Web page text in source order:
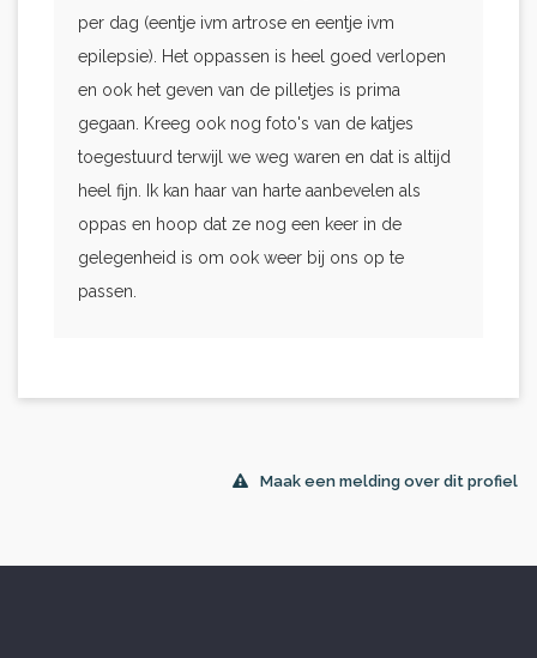
per dag (eentje ivm artrose en eentje ivm
epilepsie). Het oppassen is heel goed verlopen
en ook het geven van de pilletjes is prima
gegaan. Kreeg ook nog foto's van de katjes
toegestuurd terwijl we weg waren en dat is altijd
heel fijn. Ik kan haar van harte aanbevelen als
oppas en hoop dat ze nog een keer in de
gelegenheid is om ook weer bij ons op te
passen.
Maak een melding over dit profiel